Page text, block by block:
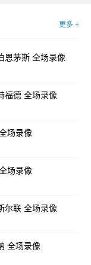
更多 +
恩茅斯 全场录像
福德 全场录像
场录像
场录像
尔联 全场录像
全场录像